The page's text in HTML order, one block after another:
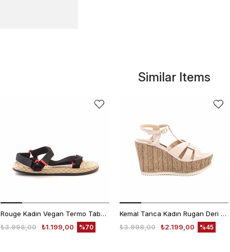
Similar Items
Rouge Kadın Vegan Termo Taban Siyah Sandalet Ayakkabı
₺1.199,00
₺3.998,00 %70
Kemal Tanca Kadın Rugan Deri Neolit Taban Pudra Sandalet
₺2.199,00
₺3.998,00 %45